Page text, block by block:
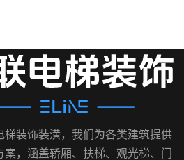
梯装饰装潢，我们为各类建筑提供
，涵盖轿厢、扶梯、观光梯、门